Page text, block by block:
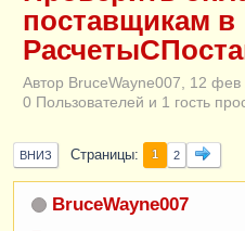
поставщикам в
Автор BruceWayne007, 12 фев
0 Пользователей и 1 гость
ВНИЗ Страницы 1 2
BruceWayne007